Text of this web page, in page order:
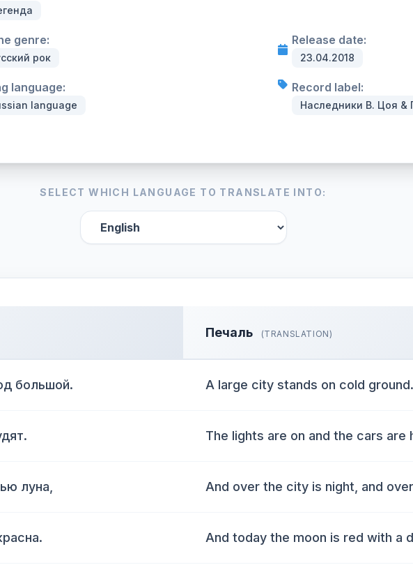
genre:
рок
Release date:
23.04.2018
language:
language
Record label:
Наследники В. Цоя &
SELECT WHICH LANGUAGE TO TRANSLATE INTO:
Печаль (TRANSLATION)
большой. A large city stands on cold ground.
The lights are on and the cars are
луна, And over the city is night, and
And today the moon is red with a